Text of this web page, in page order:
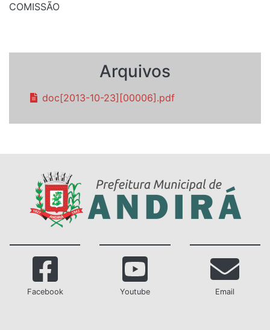
COMISSÃO
Arquivos
doc[2013-10-23][00006].pdf
Facebook Youtube Email